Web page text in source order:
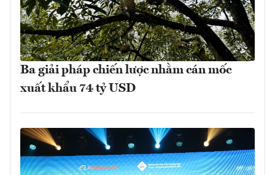
Ba giải pháp chiến lược nhằm cán mốc
xuất khẩu 74 tỷ USD